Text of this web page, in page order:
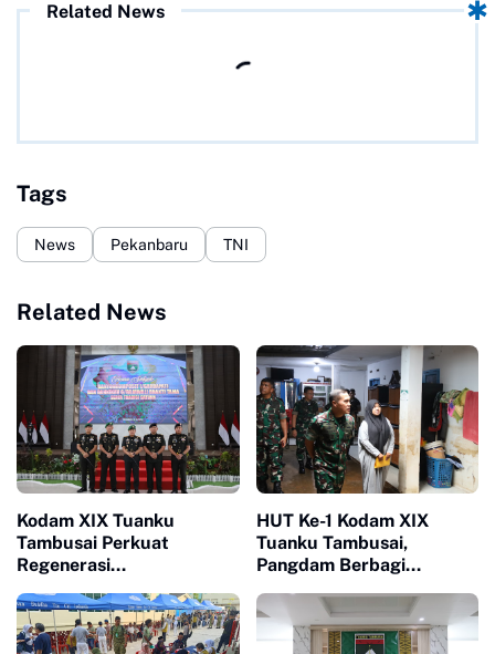
Related News
Tags
News Pekanbaru TNI
Related News
Kodam XIX Tuanku
Tambusai Perkuat
Regenerasi
Perwira Dipercaya Emban
Tugas Baru
HUT Ke-1 Kodam XIX
Tuanku Tambusai,
Pangdam Berbagi
Anak Panti Asuhan